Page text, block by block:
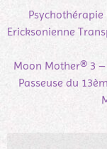
Ericksonienne
Moon Mother® 3
Passeuse du